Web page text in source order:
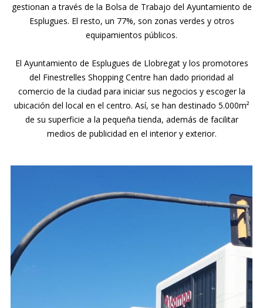
gestionan a través de la Bolsa de Trabajo del Ayuntamiento de
Esplugues. El resto, un 77%, son zonas verdes y otros
equipamientos públicos.
El Ayuntamiento de Esplugues de Llobregat y los promotores
del Finestrelles Shopping Centre han dado prioridad al
comercio de la ciudad para iniciar sus negocios y escoger la
ubicación del local en el centro. Así, se han destinado 5.000m²
de su superficie a la pequeña tienda, además de facilitar
medios de publicidad en el interior y exterior.